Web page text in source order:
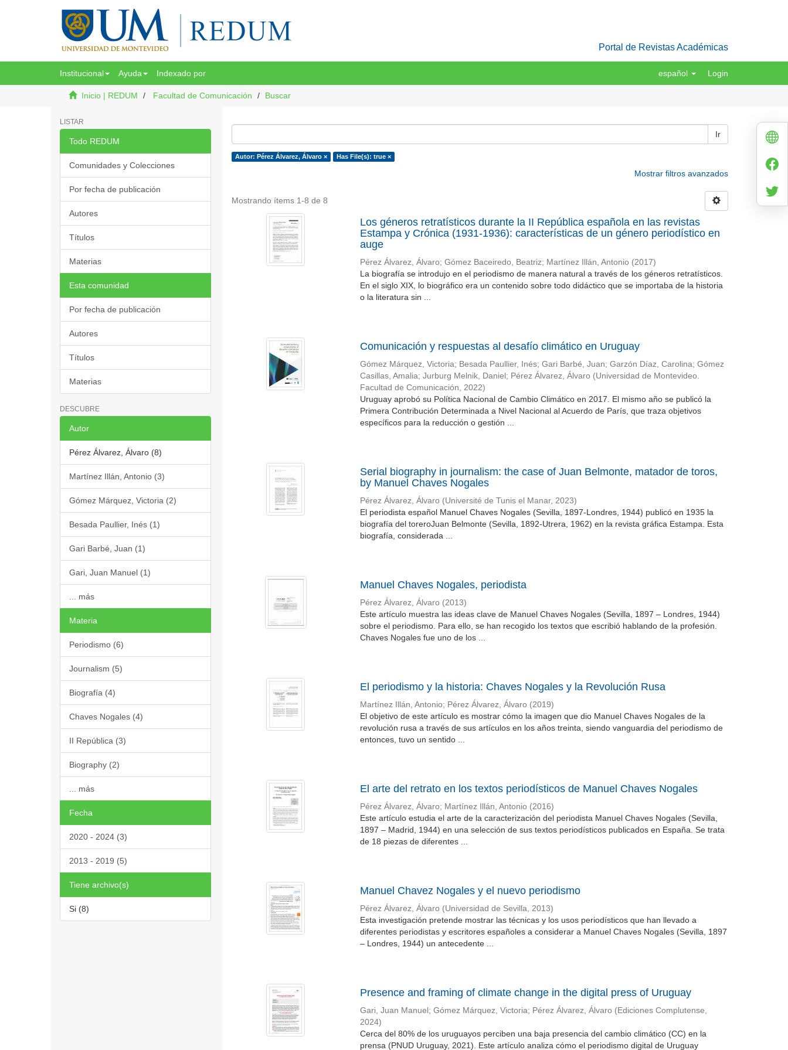
Portal de Revistas Académicas
Institucional Ayuda Indexado por español Login
Inicio | REDUM Facultad de Comunicación Buscar
LISTAR
Todo REDUM
Comunidades y Colecciones
Por fecha de publicación
Autores
Títulos
Materias
Esta comunidad
Por fecha de publicación
Autores
Títulos
Materias
DESCUBRE
Autor
Pérez Álvarez, Álvaro (8)
Martínez Illán, Antonio (3)
Gómez Márquez, Victoria (2)
Besada Paullier, Inés (1)
Gari Barbé, Juan (1)
Gari, Juan Manuel (1)
... más
Materia
Periodismo (6)
Journalism (5)
Biografía (4)
Chaves Nogales (4)
II República (3)
Biography (2)
... más
Fecha
2020 - 2024 (3)
2013 - 2019 (5)
Tiene archivo(s)
Si (8)
Ir
Autor: Pérez Álvarez, Álvaro × Has File(s): true ×
Mostrar filtros avanzados
Mostrando ítems 1-8 de 8
Los géneros retratísticos durante la II República española en las revistas
Estampa y Crónica (1931-1936): características de un género periodístico en
auge
Pérez Álvarez, Álvaro; Gómez Baceiredo, Beatriz; Martínez Illán, Antonio (2017)
La biografía se introdujo en el periodismo de manera natural a través de los géneros retratísticos.
En el siglo XIX, lo biográfico era un contenido sobre todo didáctico que se importaba de la historia
o la literatura sin ...
Comunicación y respuestas al desafío climático en Uruguay
Gómez Márquez, Victoria; Besada Paullier, Inés; Gari Barbé, Juan; Garzón Díaz, Carolina; Gómez
Casillas, Amalia; Jurburg Melnik, Daniel ; Pérez Álvarez, Álvaro (Universidad de Montevideo.
Facultad de Comunicación, 2022)
Uruguay aprobó su Política Nacional de Cambio Climático en 2017. El mismo año se publicó la
Primera Contribución Determinada a Nivel Nacional al Acuerdo de París, que traza objetivos
específicos para la reducción o gestión ...
Serial biography in journalism: the case of Juan Belmonte, matador de toros,
by Manuel Chaves Nogales
Pérez Álvarez, Álvaro (Université de Tunis el Manar, 2023)
El periodista español Manuel Chaves Nogales (Sevilla, 1897-Londres, 1944) publicó en 1935 la
biografía del toreroJuan Belmonte (Sevilla, 1892-Utrera, 1962) en la revista gráfica Estampa. Esta
biografía, considerada ...
Manuel Chaves Nogales, periodista
Pérez Álvarez, Álvaro (2013)
Este artículo muestra las ideas clave de Manuel Chaves Nogales (Sevilla, 1897 – Londres, 1944)
sobre el periodismo. Para ello, se han recogido los textos que escribió hablando de la profesión.
Chaves Nogales fue uno de los ...
El periodismo y la historia: Chaves Nogales y la Revolución Rusa
Martínez Illán, Antonio; Pérez Álvarez, Álvaro (2019)
El objetivo de este artículo es mostrar cómo la imagen que dio Manuel Chaves Nogales de la
revolución rusa a través de sus artículos en los años treinta, siendo vanguardia del periodismo de
entonces, tuvo un sentido ...
El arte del retrato en los textos periodísticos de Manuel Chaves Nogales
Pérez Álvarez, Álvaro; Martínez Illán, Antonio (2016)
Este artículo estudia el arte de la caracterización del periodista Manuel Chaves Nogales (Sevilla,
1897 – Madrid, 1944) en una selección de sus textos periodísticos publicados en España. Se trata
de 18 piezas de diferentes ...
Manuel Chavez Nogales y el nuevo periodismo
Pérez Álvarez, Álvaro (Universidad de Sevilla, 2013)
Esta investigación pretende mostrar las técnicas y los usos periodísticos que han llevado a
diferentes periodistas y escritores españoles a considerar a Manuel Chaves Nogales (Sevilla, 1897
– Londres, 1944) un antecedente ...
Presence and framing of climate change in the digital press of Uruguay
Gari, Juan Manuel ; Gómez Márquez, Victoria; Pérez Álvarez, Álvaro (Ediciones Complutense,
2024)
Cerca del 80% de los uruguayos perciben una baja presencia del cambio climático (CC) en la
prensa (PNUD Uruguay, 2021). Este artículo analiza cómo el periodismo digital de Uruguay